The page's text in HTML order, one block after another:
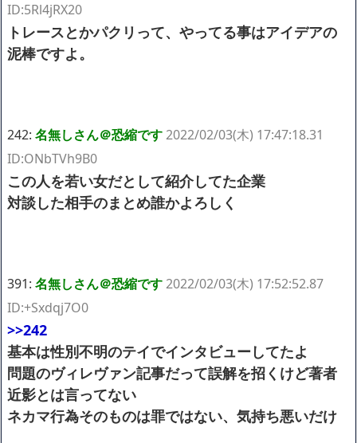
ID:5Rl4jRX20
トレースとかパクリって、やってる事はアイデアの
泥棒ですよ。
242: 名無しさん＠恐縮です2022/02/03(木) 17:47:18.31
ID:ONbTVh9B0
この人を若い女だとして紹介してた企業
対談した相手のまとめ誰かよろしく
391: 名無しさん＠恐縮です2022/02/03(木) 17:52:52.87
ID:+Sxdqj7O0
>>242
基本は性別不明のテイでインタビューしてたよ
問題のヴィレヴァン記事だって誤解を招くけど著者
近影とは言ってない
ネカマ行為そのものは罪ではない、気持ち悪いだけ